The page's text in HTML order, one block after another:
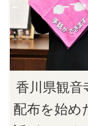
香川県観音
配布を始め